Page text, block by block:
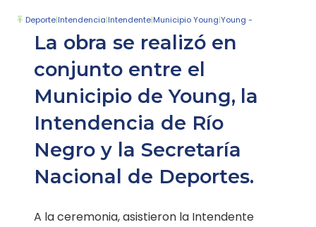
Deporte|Intendencia|Intendente|Municipio Young|Young -
La obra se realizó en
conjunto entre el
Municipio de Young, la
Intendencia de Río
Negro y la Secretaría
Nacional de Deportes.
A la ceremonia, asistieron la Intendente